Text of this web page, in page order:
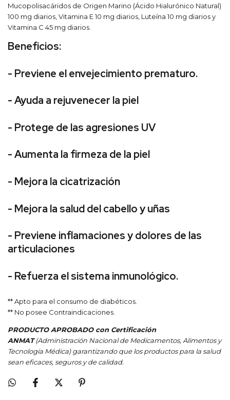
Mucopolisacáridos de Origen Marino (Ácido Hialurónico Natural)
100 mg diarios, Vitamina E 10 mg diarios, Luteína 10 mg diarios y
Vitamina C 45 mg diarios.
Beneficios:
- Previene el envejecimiento prematuro.
- Ayuda a rejuvenecer la piel
- Protege de las agresiones UV
- Aumenta la firmeza de la piel
- Mejora la cicatrización
- Mejora la salud del cabello y uñas
- Previene inflamaciones y dolores de las
articulaciones
- Refuerza el sistema inmunológico.
** Apto para el consumo de diabéticos.
** No posee Contraindicaciones.
PRODUCTO APROBADO con Certificación
ANMAT(Administración Nacional de Medicamentos, Alimentos y
Tecnología Médica) garantizando que los productos para la salud
sean eficaces, seguros y de calidad.